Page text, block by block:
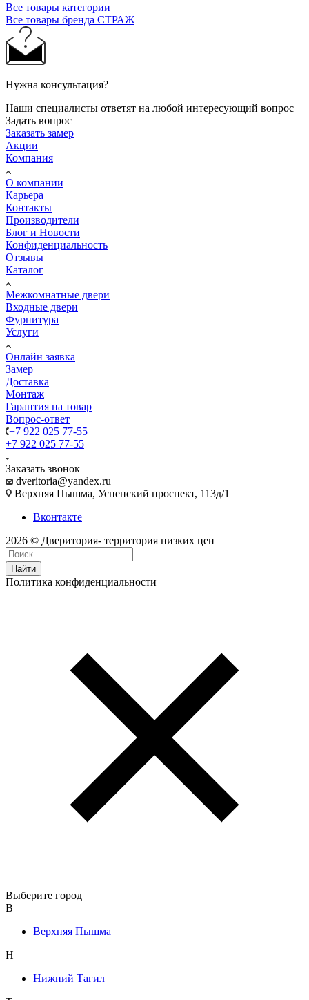
Все товары категории
Все товары бренда СТРАЖ
Нужна консультация?
Наши специалисты ответят на любой интересующий вопрос
Задать вопрос
Заказать замер
Акции
Компания
О компании
Карьера
Контакты
Производители
Блог и Новости
Конфиденциальность
Отзывы
Каталог
Межкомнатные двери
Входные двери
Фурнитура
Услуги
Онлайн заявка
Замер
Доставка
Монтаж
Гарантия на товар
Вопрос-ответ
+7 922 025 77-55
+7 922 025 77-55
Заказать звонок
dveritoria@yandex.ru
Верхняя Пышма, Успенский проспект, 113д/1
Вконтакте
2026 © Дверитория- территория низких цен
Найти
Политика конфиденциальности
Выберите город
В
Верхняя Пышма
Н
Нижний Тагил